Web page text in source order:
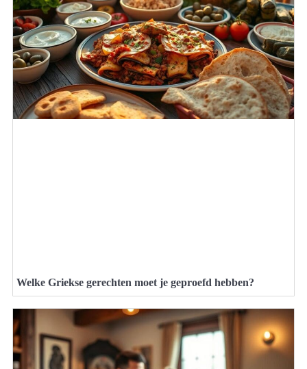
Welke Griekse gerechten moet je geproefd hebben?